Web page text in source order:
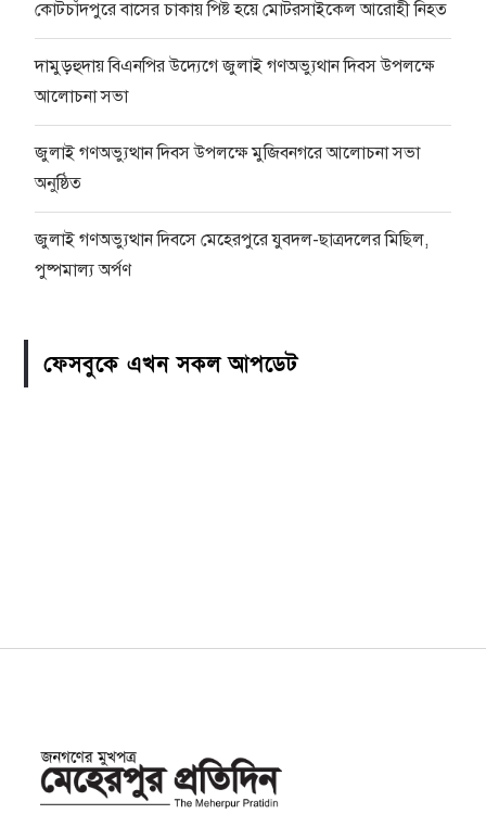
কোটচাঁদপুরে বাসের চাকায় পিষ্ট হয়ে মোটরসাইকেল আরোহী নিহত
দামুড়হুদায় বিএনপির উদ্যেগে জুলাই গণঅভ্যুথান দিবস উপলক্ষে
আলোচনা সভা
জুলাই গণঅভ্যুত্থান দিবস উপলক্ষে মুজিবনগরে আলোচনা সভা
অনুষ্ঠিত
জুলাই গণঅভ্যুত্থান দিবসে মেহেরপুরে যুবদল-ছাত্রদলের মিছিল,
পুষ্পমাল্য অর্পণ
ফেসবুকে এখন সকল আপডেট